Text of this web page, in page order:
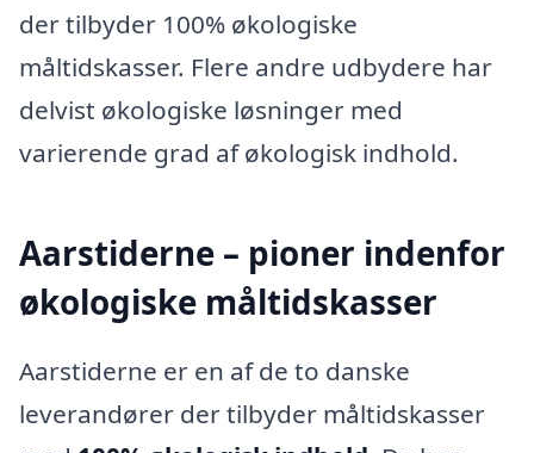
der tilbyder 100% økologiske
måltidskasser. Flere andre udbydere har
delvist økologiske løsninger med
varierende grad af økologisk indhold.
Aarstiderne – pioner indenfor
økologiske måltidskasser
Aarstiderne er en af de to danske
leverandører der tilbyder måltidskasser